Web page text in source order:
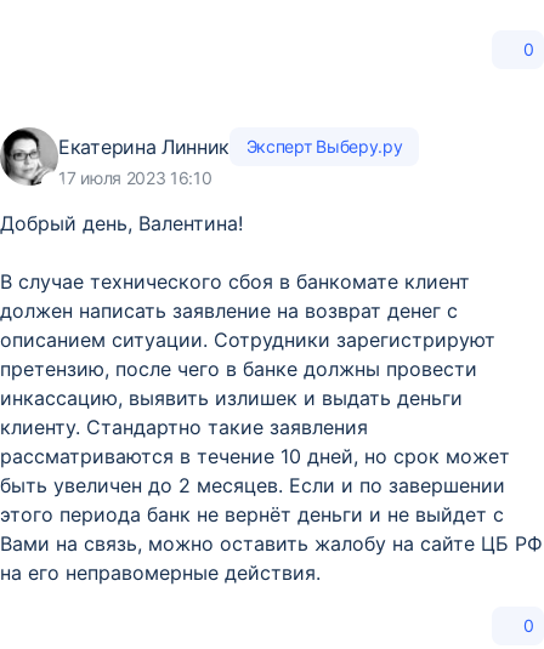
0
Екатерина Линник
Эксперт Выберу.ру
17 июля 2023 16:10
Добрый день, Валентина!
В случае технического сбоя в банкомате клиент
должен написать заявление на возврат денег с
описанием ситуации. Сотрудники зарегистрируют
претензию, после чего в банке должны провести
инкассацию, выявить излишек и выдать деньги
клиенту. Стандартно такие заявления
рассматриваются в течение 10 дней, но срок может
быть увеличен до 2 месяцев. Если и по завершении
этого периода банк не вернёт деньги и не выйдет с
Вами на связь, можно оставить жалобу на сайте ЦБ РФ
на его неправомерные действия.
0